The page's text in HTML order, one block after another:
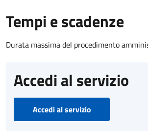
Tempi e scadenze
Durata massima del procedimento
Accedi al servizio
Accedi al servizio